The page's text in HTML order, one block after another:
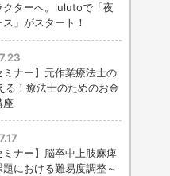
クターへ。lulutoで「夜
」がスタート！
ミナー】元作業療法士の
る！療法士のためのお金
座
ミナー】脳卒中上肢麻痺
における難易度調整～